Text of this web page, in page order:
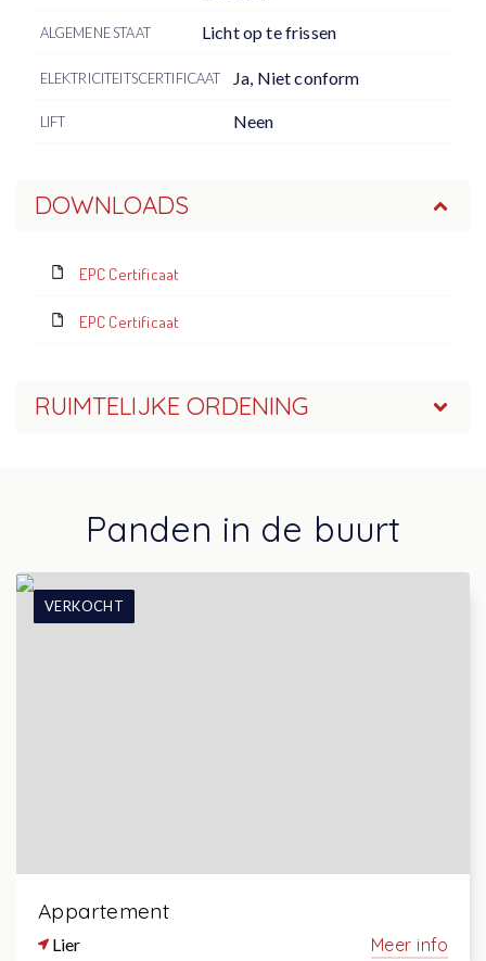
ALGEMENE STAAT Licht op te frissen
ELEKTRICITEITSCERTIFICAAT Ja, Niet conform
LIFT Neen
DOWNLOADS
EPC Certificaat
EPC Certificaat
RUIMTELIJKE ORDENING
Panden in de buurt
VERKOCHT
Appartement
Lier Meer info